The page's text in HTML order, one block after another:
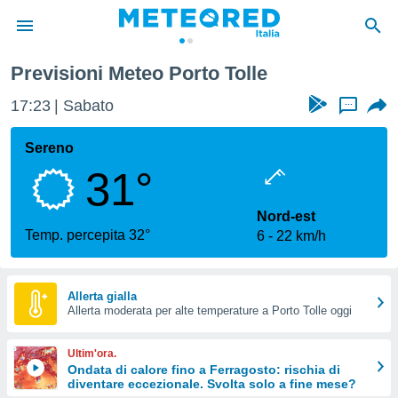
di
per
le
di
Web
le
Previsioni Meteo Porto Tolle
17:23 Sabato ...
Sereno
31°
Temp. percepita 32°
Nord-est
6
22 km/h
Allerta gialla
Allerta moderata per alte temperature a Porto Tolle oggi
Ultim'ora.
Ondata di calore fino a Ferragosto: rischia di
diventare eccezionale. Svolta solo a fine mese?